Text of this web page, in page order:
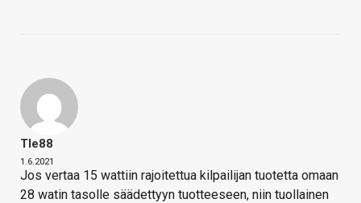
Tle88
1.6.2021
Jos vertaa 15 wattiin rajoitettua kilpailijan tuotetta omaan
28 watin tasolle säädettyyn tuotteeseen, niin tuollainen